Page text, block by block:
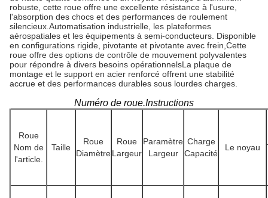
robuste, cette roue offre une excellente résistance à l'usure,
l'absorption des chocs et des performances de roulement
silencieux.Automatisation industrielle, les plateformes
aérospatiales et les équipements à semi-conducteurs. Disponible
en configurations rigide, pivotante et pivotante avec frein,Cette
roue offre des options de contrôle de mouvement polyvalentes
pour répondre à divers besoins opérationnelsLa plaque de
montage et le support en acier renforcé offrent une stabilité
accrue et des performances durables sous lourdes charges.
Numéro de roue.Instructions
Roue
Nom de
l'article.
Taille
Roue
Diamètre
Roue
Largeur
Paramètre
Largeur
Charge
Capacité
Le noyau